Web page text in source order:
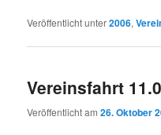
Veröffentlicht unter2006,
Vereinsfahrt
Veröffentlicht am26. Oktober